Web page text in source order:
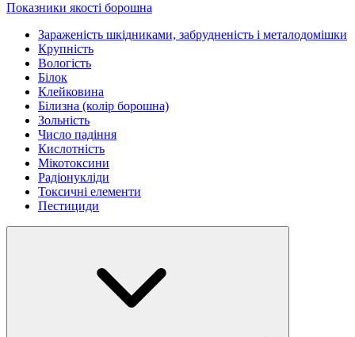
Показники якості борошна
Зараженість шкідниками, забрудненість і металодомішки
Крупність
Вологість
Білок
Клейковина
Білизна (колір борошна)
Зольність
Число падіння
Кислотність
Мікотоксини
Радіонукліди
Токсичні елементи
Пестициди